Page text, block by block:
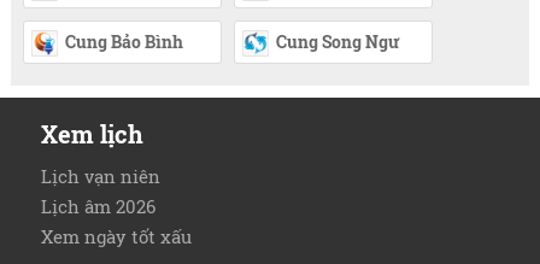
Cung Bảo Bình Cung Song Ngư
Xem lịch
Lịch vạn niên
Lịch âm 2026
Xem ngày tốt xấu